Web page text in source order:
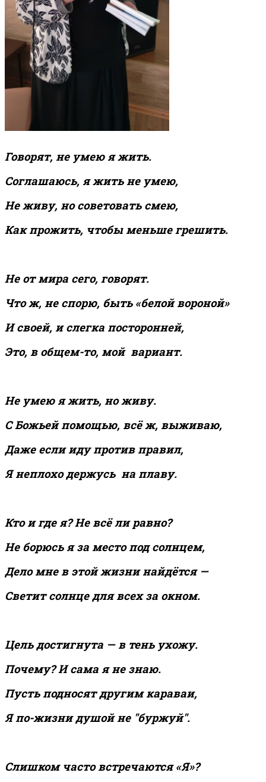
Говорят, не умею я жить.
Соглашаюсь, я жить не умею,
Не живу, но советовать смею,
Как прожить, чтобы меньше грешить.
Не от мира сего, говорят.
Что ж, не спорю, быть «белой вороной»
И своей, и слегка посторонней,
Это, в общем-то, мой вариант.
Не умею я жить, но живу.
С Божьей помощью, всё ж, выживаю,
Даже если иду против правил,
Я неплохо держусь на плаву.
Кто и где я? Не всё ли равно?
Не борюсь я за место под солнцем,
Дело мне в этой жизни найдётся —
Светит солнце для всех за окном.
Цель достигнута — в тень ухожу.
Почему? И сама я не знаю.
Пусть подносят другим караваи,
Я по-жизни душой не "буржуй".
Слишком часто встречаются «Я»?